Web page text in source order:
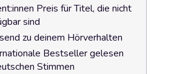
Preis für Titel, die nicht
sind
zu deinem Hörverhalten
Bestseller gelesen
Stimmen